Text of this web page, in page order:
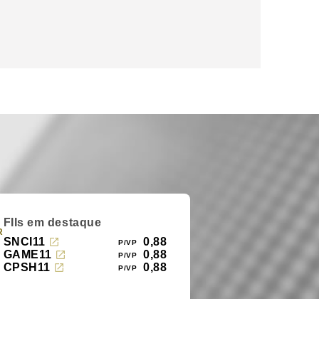
FIIs em destaque
SNCI11
0,88
GAME11
0,88
CPSH11
0,88